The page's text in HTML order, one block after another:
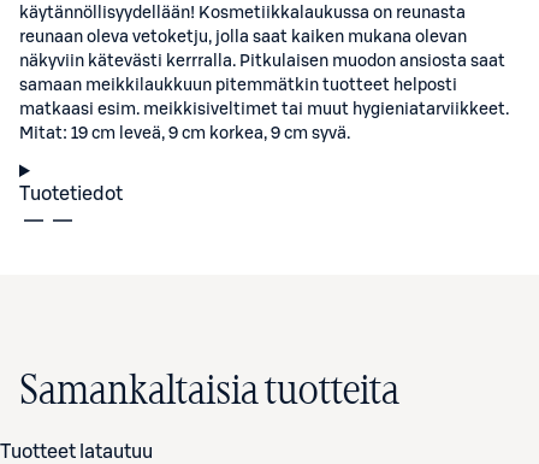
käytännöllisyydellään! Kosmetiikkalaukussa on reunasta
reunaan oleva vetoketju, jolla saat kaiken mukana olevan
näkyviin kätevästi kerrralla. Pitkulaisen muodon ansiosta saat
samaan meikkilaukkuun pitemmätkin tuotteet helposti
matkaasi esim. meikkisiveltimet tai muut hygieniatarviikkeet.
Mitat: 19 cm leveä, 9 cm korkea, 9 cm syvä.
Tuotetiedot
Samankaltaisia tuotteita
Tuotteet latautuu